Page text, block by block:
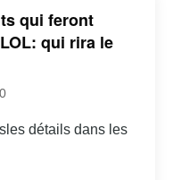
qui feront
qui rira le
détails dans les